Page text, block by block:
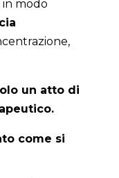
in modo
un atto di
come si